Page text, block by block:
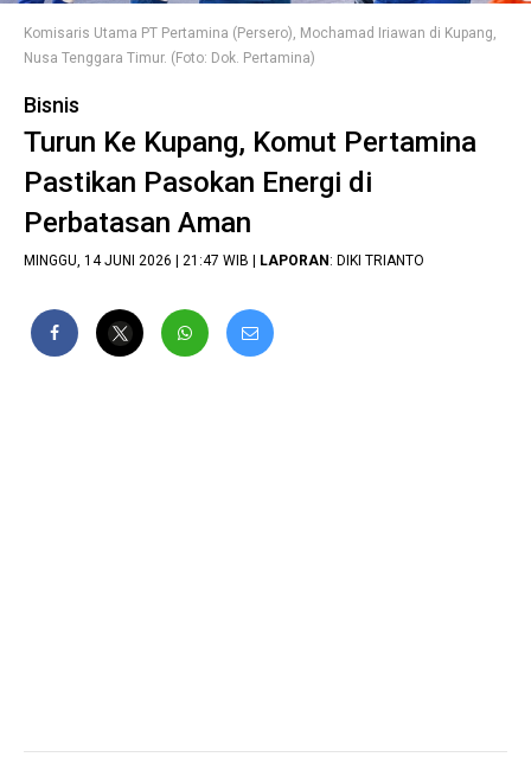
Komisaris Utama PT Pertamina (Persero), Mochamad Iriawan di Kupang,
Nusa Tenggara Timur. (Foto: Dok. Pertamina)
Bisnis
Turun Ke Kupang, Komut Pertamina
Pastikan Pasokan Energi di
Perbatasan Aman
MINGGU, 14 JUNI 2026 | 21:47 WIB | LAPORAN: DIKI TRIANTO